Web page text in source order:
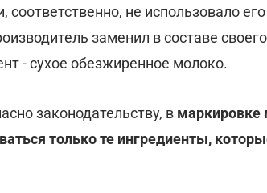
соответственно, не использовало
заменил в составе
- сухое обезжиренное молоко.
законодательству, в маркировке
только те ингредиенты,